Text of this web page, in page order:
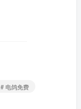
# 电鸽免费